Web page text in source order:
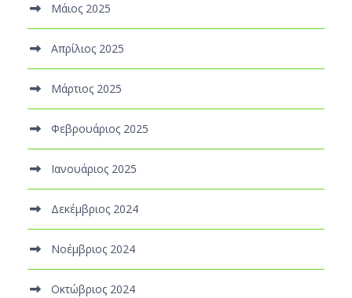
Μάιος 2025
Απρίλιος 2025
Μάρτιος 2025
Φεβρουάριος 2025
Ιανουάριος 2025
Δεκέμβριος 2024
Νοέμβριος 2024
Οκτώβριος 2024